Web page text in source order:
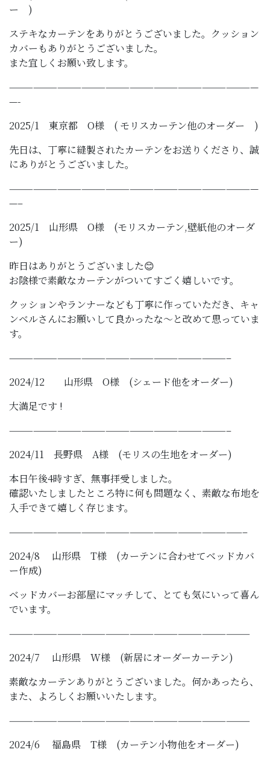
ー )
ステキなカーテンをありがとうございました。クッション
カバーもありがとうございました。
また宜しくお願い致します。
———————————————————————————————
—-
2025/1 東京都 O様 ( モリスカーテン他のオーダー )
先日は、丁寧に縫製されたカーテンをお送りくださり、誠
にありがとうございました。
———————————————————————————————
—–
2025/1 山形県 O様 (モリスカーテン,壁紙他のオーダ
ー)
昨日はありがとうございました😊
お陰様で素敵なカーテンがついてすごく嬉しいです。
クッションやランナーなども丁寧に作っていただき、キャ
ンベルさんにお願いして良かったな〜と改めて思っていま
す。
———————————————————————————–
2024/12 山形県 O様 (シェード他をオーダー)
大満足です !
———————————————————————————–
2024/11 長野県 A様 (モリスの生地をオーダー)
本日午後4時すぎ、無事拝受しました。
確認いたしましたところ特に何も問題なく、素敵な布地を
入手できて嬉しく存じます。
—————————————————————————————–
2024/8 山形県 T様 (カーテンに合わせてベッドカバ
ー作成)
ベッドカバーお部屋にマッチして、とても気にいって喜ん
でいます。
——————————————————————————————
2024/7 山形県 W様 (新居にオーダーカーテン)
素敵なカーテンありがとうございました。何かあったら、
また、よろしくお願いいたします。
——————————————————————————————
2024/6 福島県 T様 (カーテン小物他をオーダー)